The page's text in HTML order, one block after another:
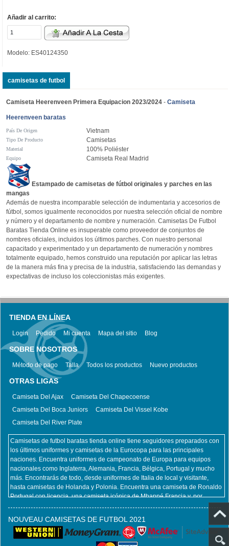
Añadir al carrito:
Modelo: ES40124350
camisetas de futbol
Camiseta Heerenveen Primera Equipacion 2023/2024 - Camiseta
Heerenveen baratas
País De Origen Vietnam
Tipo De Producto Camisetas
Material 100% Poliéster
Equipo Camiseta Real Madrid
Estampado de camisetas de fútbol originales y parches en las
mangas
Además de nuestra incomparable selección de indumentaria y accesorios de
fútbol, somos igualmente reconocidos por nuestra selección oficial de nombre
y número y el departamento de nombre y numeración. Camisetas De Futbol
Baratas Tienda Online es insuperable como proveedor de conjuntos de
nombres oficiales, incluidos los últimos parches. Con nuestro personal
capacitado y experimentado y un departamento de numeración y nombres
totalmente equipado, hemos construido una reputación por aplicar las letras
de la manera más fina y precisa de la industria, satisfaciendo las demandas y
expectativas de incluso los coleccionistas más exigentes.
TIENDA EN LÍNEA
Login Pedido Mi cuenta Mapa del sitio Blog
SOBRE NOSOTROS
Método de pago Talla Todos los productos Nuevo productos
OTRAS LIGAS
Camiseta Del Ajax
Camiseta Del Chapecoense
Camiseta Del Boca Juniors
Camiseta Del Vissel Kobe
Camiseta Del River Plate
Camisetas de futbol baratas tienda online tiene seguidores preparados con
los últimos uniformes y camisetas de la Eurocopa para las principales
naciones. Encuentra uniformes de campeonato de Europa para equipos
nacionales como Inglaterra, Alemania, Francia, Bélgica, Portugal y mucho
más. Encontrarás de todo, desde uniformes de Italia de local y visitante,
hasta camisetas de Holanda y Polonia. Encuentra una camiseta de Ronaldo
Portugal con licencia, una camiseta icónica de Mbappé Francia y, por
equipo nacional y jugador pretenda apoyar en la Euro, Camisetas de futbol
baratas tienda online lo tiene cubierto. Al mismo tiempo, también ofrecemos
todos los productos del club, incluidas camisetas retro futbol, ​​camisetas
futbol niños, camisetas futbol mujeres. camisetafutbolbaratas.com
NOUVEAU CAMISETAS DE FUTBOL 2021